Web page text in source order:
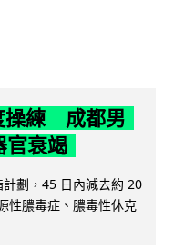
操練 成都男
官衰竭
劃，45 日內減去約 20
性膿毒症、膿毒性休克